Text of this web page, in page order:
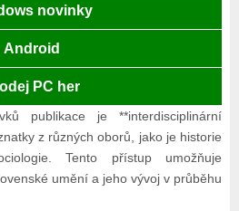
novinky
Android
PC her
publikace je **interdisciplinární
z různých oborů, jako je historie
Tento přístup umožňuje
umění a jeho vývoj v průběhu